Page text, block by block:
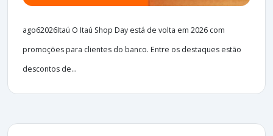
ago62026Itaú O Itaú Shop Day está de volta em 2026 com
promoções para clientes do banco. Entre os destaques estão
descontos de...